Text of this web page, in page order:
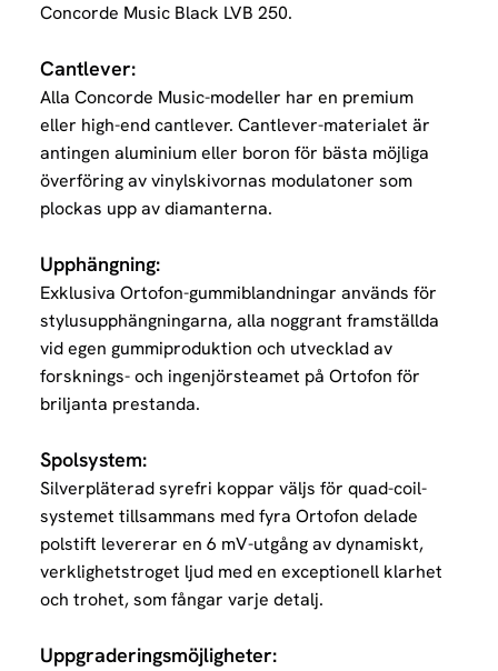
Concorde Music Black LVB 250.
Cantlever:
Alla Concorde Music-modeller har en premium
eller high-end cantlever. Cantlever-materialet är
antingen aluminium eller boron för bästa möjliga
överföring av vinylskivornas modulatoner som
plockas upp av diamanterna.
Upphängning:
Exklusiva Ortofon-gummiblandningar används för
stylusupphängningarna, alla noggrant framställda
videgen gummiproduktion och utvecklad av
forsknings- och ingenjörsteamet på Ortofon för
briljanta prestanda.
Spolsystem:
Silverpläterad syrefri koppar väljs för quad-coil-
systemet tillsammans med fyra Ortofon delade
polstift levererar en 6 mV-utgång av dynamiskt,
verklighetstroget ljud med en exceptionell klarhet
och trohet, som fångar varje detalj.
Uppgraderingsmöjligheter: